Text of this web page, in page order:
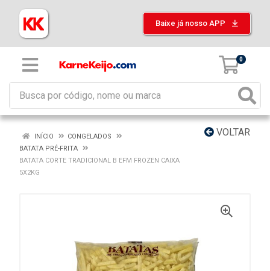
Baixe já nosso APP
0
VOLTAR
INÍCIO
CONGELADOS
BATATA PRÉ-FRITA
BATATA CORTE TRADICIONAL B EFM FROZEN CAIXA
5X2KG